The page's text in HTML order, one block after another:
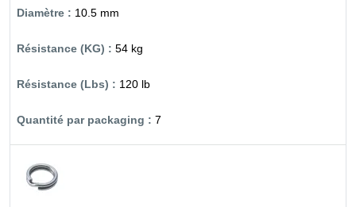
10.5 mm
54 kg
120 lb
7